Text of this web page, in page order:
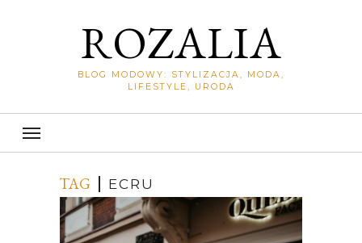
ROZALIA
BLOG MODOWY: STYLIZACJA, MODA,
LIFESTYLE, URODA
TAG ECRU